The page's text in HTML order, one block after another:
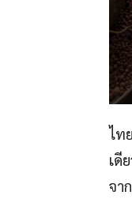
ไท
เดี
จา